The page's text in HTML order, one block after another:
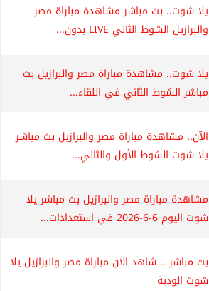
يلا شوت.. بث مباشر مشاهدة مباراة مصر
والبرازيل الشوط الثاني LIVE بدون...
يلا شوت.. مشاهدة مباراة مصر والبرازيل بث
مباشر الشوط الثاني في اللقاء...
الآن.. مشاهدة مباراة مصر والبرازيل بث مباشر
يلا شوت الشوط الأول والثاني...
مشاهدة مباراة مصر والبرازيل بث مباشر يلا
شوت اليوم 6-6-2026 في استعدادات...
بث مباشر .. شاهد الآن مباراة مصر والبرازيل يلا
شوت الودية